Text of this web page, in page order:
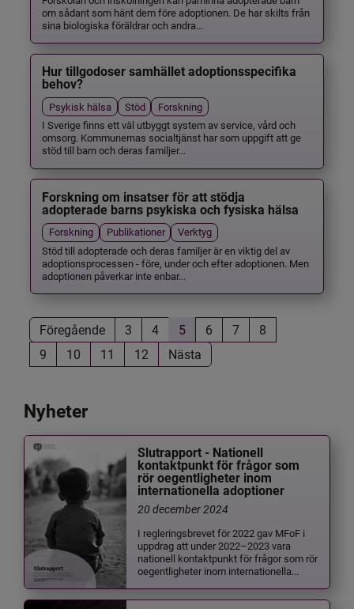
om sådant som hänt dem före adoptionen. De har skilts från
sina biologiska föräldrar och andra...
Hur tillgodoser samhället adoptionsspecifika
behov?
Psykisk hälsa Stöd
Forskning
I Sverige finns ett väl utbyggt system av service, vård och
omsorg. Kommunernas socialtjänst har som uppgift att ge
stöd till barn och deras familjer...
Forskning om insatser för att stödja
adopterade barns psykiska och fysiska hälsa
Forskning Publikationer
Verktyg
Stöd till adopterade och deras familjer är en viktig del av
adoptionsprocessen - före, under och efter adoptionen. Men
adoptionen påverkar inte enbar...
Föregående 3 4 5 6 7
8
9
10 11 12 Nästa
Nyheter
Slutrapport - Nationell
kontaktpunkt för frågor som
rör oegentligheter inom
internationella adoptioner
20 december 2024
I regleringsbrevet för 2022 gav MFoF i
uppdrag att under 2022–2023 vara
nationell kontaktpunkt för frågor som rör
oegentligheter inom internationella...